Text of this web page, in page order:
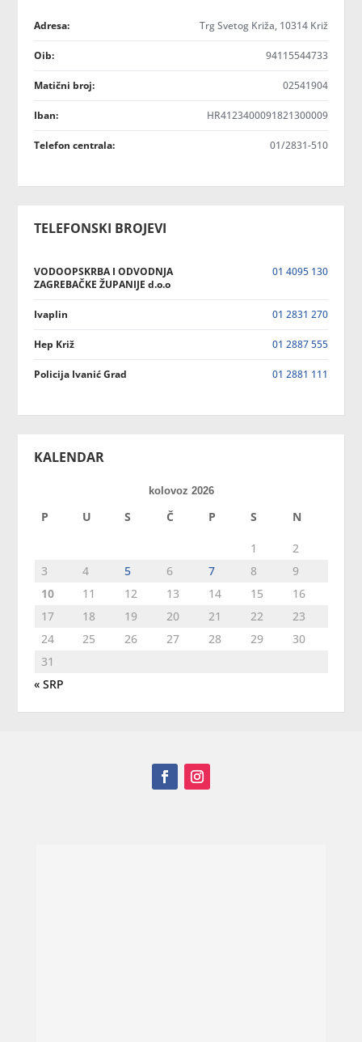
Adresa: Trg Svetog Križa, 10314 Križ
Oib: 94115544733
Matični broj: 02541904
Iban: HR4123400091821300009
Telefon centrala: 01/2831-510
TELEFONSKI BROJEVI
VODOOPSKRBA I ODVODNJA
ZAGREBAČKE ŽUPANIJE d.o.o
01 4095 130
Ivaplin 01 2831 270
Hep Križ 01 2887 555
Policija Ivanić Grad 01 2881 111
KALENDAR
kolovoz 2026
P U S Č P S N
1
2
3
4 5 6 7 8
9
10
11 12 13 14 15
16
17
18 19 20 21 22
23
24
25 26 27 28 29
30
31
« SRP